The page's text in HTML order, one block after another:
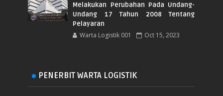
Melakukan Perubahan Pada Undang-
Undang 17 Tahun 2008 Tentang
Pelayaran
Warta Logistik 001 Oct 15, 2023
PENERBIT WARTA LOGISTIK